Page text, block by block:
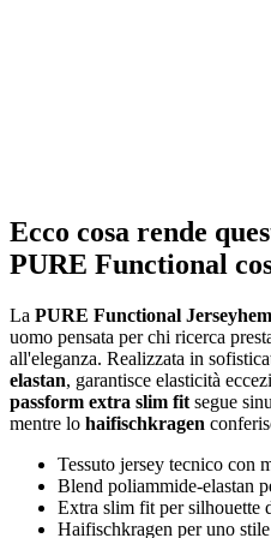
Ecco cosa rende
PURE Functional
La PURE Functional
uomo pensata per chi ricerca
all'eleganza. Realizzata in
elastan, garantisce elasticità
passform extra slim fit segue
mentre lo haifischkragen
Tessuto jersey tecnico con
Blend poliammide-elastan
Extra slim fit per silhouette
Haifischkragen per uno